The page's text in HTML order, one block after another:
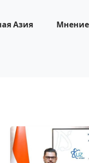
Азия Мнение